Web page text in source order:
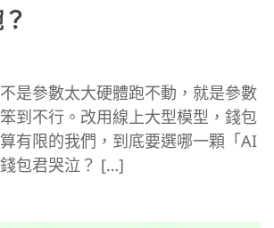
是參數太大硬體跑不動，就是參數
到不行。改用線上大型模型，錢包
有限的我們，到底要選哪一顆「AI
包君哭泣？ […]